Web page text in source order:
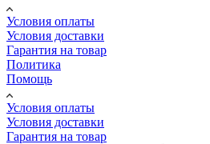
Условия оплаты
Условия доставки
Гарантия на товар
Политика
Помощь
Условия оплаты
Условия доставки
Гарантия на товар